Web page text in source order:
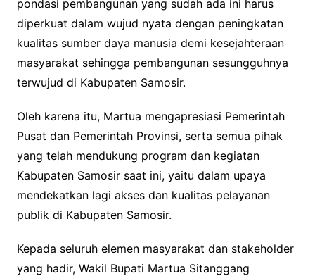
pondasi pembangunan yang sudah ada ini harus
diperkuat dalam wujud nyata dengan peningkatan
kualitas sumber daya manusia demi kesejahteraan
masyarakat sehingga pembangunan sesungguhnya
terwujud di Kabupaten Samosir.
Oleh karena itu, Martua mengapresiasi Pemerintah
Pusat dan Pemerintah Provinsi, serta semua pihak
yang telah mendukung program dan kegiatan
Kabupaten Samosir saat ini, yaitu dalam upaya
mendekatkan lagi akses dan kualitas pelayanan
publik di Kabupaten Samosir.
Kepada seluruh elemen masyarakat dan stakeholder
yang hadir, Wakil Bupati Martua Sitanggang